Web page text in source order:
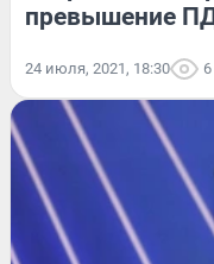
превышение
24 июля, 2021, 18:30